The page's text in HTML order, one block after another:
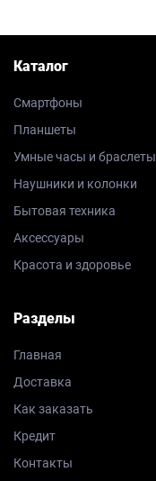
Каталог
Смартфоны
Планшеты
Умные часы и браслеты
Наушники и колонки
Бытовая техника
Аксессуары
Красота и здоровье
Разделы
Главная
Доставка
Как заказать
Кредит
Контакты